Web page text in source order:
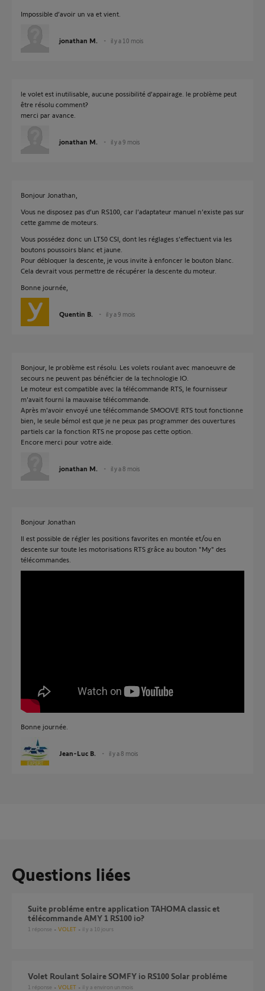
Impossible d’avoir un va et vient.
jonathan M. il y a 10 mois
le volet est inutilisable, aucune possibilité d'appairage. le problème peut
être résolu comment?
merci par avance.
jonathan M. il y a 9 mois
Bonjour Jonathan,
Vous ne disposez pas d’un RS100, car l’adaptateur manuel n’existe pas sur
cette gamme de moteurs.
Vous possédez donc un LT50 CSI, dont les réglages s’effectuent via les
boutons poussoirs blanc et jaune.
Pour débloquer la descente, je vous invite à enfoncer le bouton blanc.
Cela devrait vous permettre de récupérer la descente du moteur.
Bonne journée,
Quentin B. il y a 9 mois
Bonjour, le problème est résolu. Les volets roulant avec manoeuvre de
secours ne peuvent pas bénéficier de la technologie IO.
Le moteur est compatible avec la télécommande RTS, le fournisseur
m'avait fourni la mauvaise télécommande.
Après m'avoir envoyé une télécommande SMOOVE RTS tout fonctionne
bien, le seule bémol est que je ne peux pas programmer des ouvertures
partiels car la fonction RTS ne propose pas cette option.
Encore merci pour votre aide.
jonathan M. il y a 8 mois
Bonjour Jonathan
Il est possible de régler les positions favorites en montée et/ou en
descente sur toute les motorisations RTS grâce au bouton "My" des
télécommandes.
Bonne journée.
Jean-Luc B. il y a 8 mois
Questions liées
Suite probléme entre application TAHOMA classic et
télécommande AMY 1 RS100 io?
1 réponse VOLET il y a 10 jours
Volet Roulant Solaire SOMFY io RS100 Solar probléme
1 réponse VOLET il y a environ un mois